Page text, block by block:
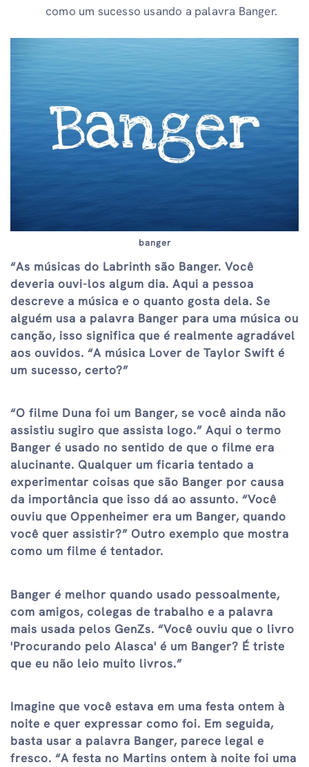
como um sucesso usando a palavra Banger.
banger
“As músicas do Labrinth são Banger. Você
deveria ouvi-los algum dia. Aqui a pessoa
descreve a música e o quanto gosta dela. Se
alguém usa a palavra Banger para uma música ou
canção, isso significa que é realmente agradável
aos ouvidos. “A música Lover de Taylor Swift é
um sucesso, certo?”
“O filme Duna foi um Banger, se você ainda não
assistiu sugiro que assista logo.” Aqui o termo
Banger é usado no sentido de que o filme era
alucinante. Qualquer um ficaria tentado a
experimentar coisas que são Banger por causa
da importância que isso dá ao assunto. “Você
ouviu que Oppenheimer era um Banger, quando
você quer assistir?” Outro exemplo que mostra
como um filme é tentador.
Banger é melhor quando usado pessoalmente,
com amigos, colegas de trabalho e a palavra
mais usada pelos GenZs. “Você ouviu que o livro
'Procurando pelo Alasca' é um Banger? É triste
que eu não leio muito livros.”
Imagine que você estava em uma festa ontem à
noite e quer expressar como foi. Em seguida,
basta usar a palavra Banger, parece legal e
fresco. “A festa no Martins ontem à noite foi uma